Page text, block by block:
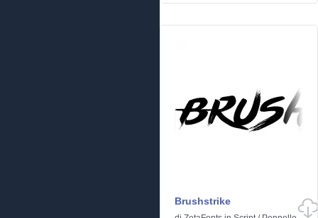
Brushstrike